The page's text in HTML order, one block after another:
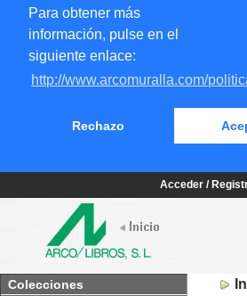
Para obtener más
información, pulse en el
siguiente enlace:
http://www.arcomuralla.com/
Rechazo
Acceder /
Colecciones